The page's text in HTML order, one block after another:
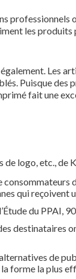
les
Les
Puisque
fait une
logo, etc., de
qui reçoivent
du PPAI,
destinataires
de
la plus